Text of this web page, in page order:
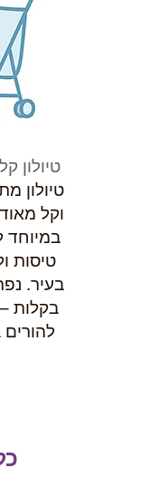
טיולון
טיולון
וקל
במיוחד
טיסות
בעיר.
בקלות